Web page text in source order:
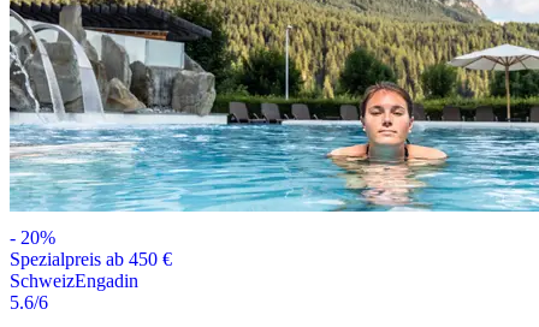
- 20%
Spezialpreis ab 450 €
SchweizEngadin
5.6/6